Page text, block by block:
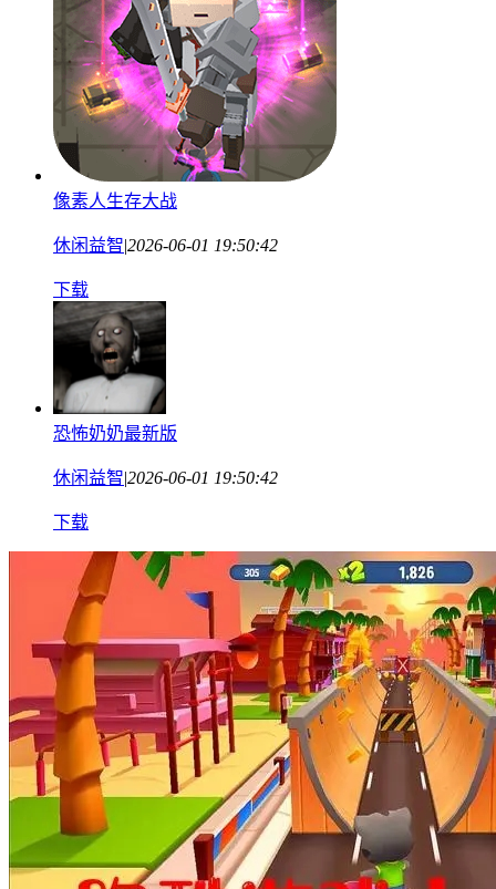
像素人生存大战
休闲益智|2026-06-01 19:50:42
下载
恐怖奶奶最新版
休闲益智|2026-06-01 19:50:42
下载